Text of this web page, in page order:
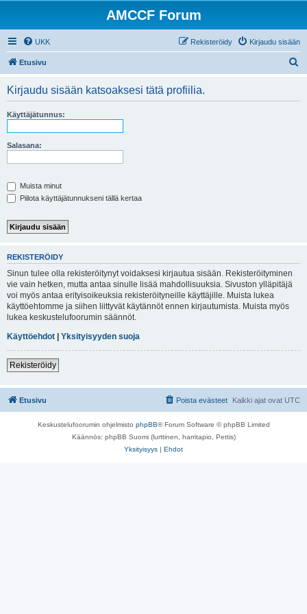
AMCCF Forum
UKK Kirjaudu sisään
Rekisteröidy
Etusivu
Kirjaudu sisään katsoaksesi tätä profiilia.
Käyttäjätunnus:
Salasana:
Muista minut
Piilota käyttäjätunnukseni tällä kertaa
REKISTERÖIDY
Sinun tulee olla rekisteröitynyt voidaksesi kirjautua sisään. Rekisteröityminen
vie vain hetken, mutta antaa sinulle lisää mahdollisuuksia. Sivuston ylläpitäjä
voi myös antaa erityisoikeuksia rekisteröityneille käyttäjille. Muista lukea
käyttöehtomme ja siihen liittyvät käytännöt ennen kirjautumista. Muista myös
lukea keskustelufoorumin säännöt.
Käyttöehdot | Yksityisyyden suoja
Rekisteröidy
Etusivu Kaikki ajat ovat UTC
Poista evästeet
Keskustelufoorumin ohjelmisto phpBB® Forum Software © phpBB Limited
Käännös: phpBB Suomi (lurttinen, harritapio, Pettis)
Yksityisyys | Ehdot